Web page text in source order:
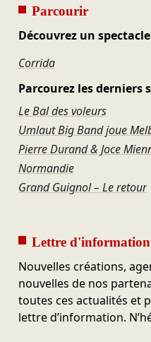
Parcourir
Découvrez un
Corrida
Parcourez les derniers
Le Bal des voleurs
Umlaut Big Band joue
Pierre Durand & Joce
Normandie
Grand Guignol – Le retour
Lettre d'information
Nouvelles créations,
nouvelles de nos
toutes ces actualités et
lettre d’information.